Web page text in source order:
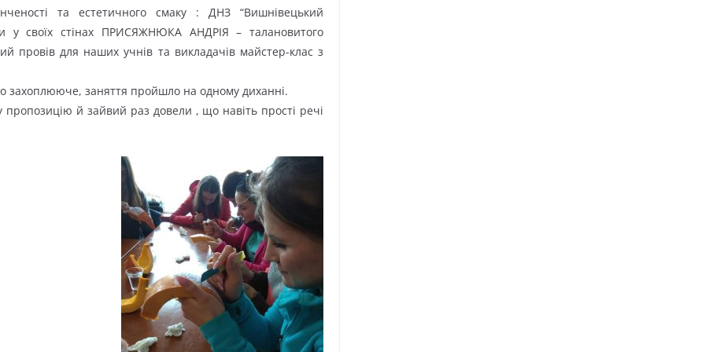
та естетичного смаку : ДНЗ “Вишнівецький
у своїх стінах ПРИСЯЖНЮКА АНДРІЯ – талановитого
провів для наших учнів та викладачів майстер-клас з
захоплююче, заняття пройшло на одному диханні.
й зайвий раз довели , що навіть прості речі